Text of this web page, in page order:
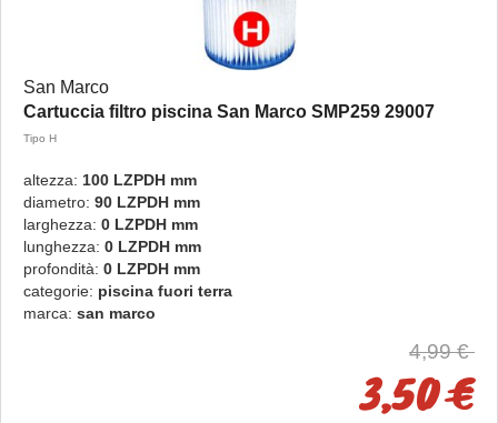
San Marco
Cartuccia filtro piscina San Marco SMP259 29007
Tipo H
altezza: 100 LZPDH mm
diametro: 90 LZPDH mm
larghezza: 0 LZPDH mm
lunghezza: 0 LZPDH mm
profondità: 0 LZPDH mm
categorie: piscina fuori terra
marca: san marco
4,99 €
3,50 €